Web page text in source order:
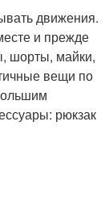
движения.
и прежде
шорты, майки,
вещи по
рюкзак